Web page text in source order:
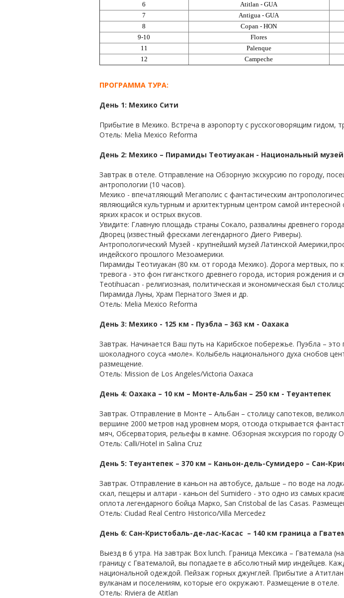
6
Atitlan - GUA
7
Antigua - GUA
8
Copan - HON
9-10
Flores
11
Palenque
12
Campeche
ПРОГРАММА ТУРА:
День 1: Мехико Сити
Прибытие в Мехико. Встреча в аэропорту с русскоговорящим гидом,
Отель: Melia Mexico Reforma
День 2: Мехико – Пирамиды Теотиуакан - Национальный
Завтрак в отеле. Отправление на Обзорную экскурсию по городу,
антропологии (10 часов).
Мехико - впечатляющий Мегаполис с фантастическим
являющийся культурным и архитектурным центром самой
ярких красок и острых вкусов.
Увидите: Главную площадь страны Сокало, развалины древнего
Дворец (известный фресками легендарного Диего Риверы).
Антропологический Музей - крупнейший музей Латинской
индейского прошлого Мезоамерики.
Пирамиды Теотиуакан (80 км. от города Мехико). Дорога мертвых, по
тревога - это фон гигансткого древнего города, история рождения и
Teotihuacan - религиозная, политическая и экономическая был
Пирамида Луны, Храм Пернатого Змея и др.
Отель: Melia Mexico Reforma
День 3: Meхико - 125 км - Пуэбла – 363 км - Оахака
Завтрак. Начинается Ваш путь на Карибское побережье. Пуэбла – это
шоколадного соуса «моле». Колыбель национального духа снобов
размещение.
Отель: Mission de Los Angeles/Victoria Oaxaca
День 4: Оахака – 10 км – Монте-Альбан – 250 км - Теуантепек
Завтрак. Отправление в Монте – Альбан – столицу сапотеков,
вершине 2000 метров над уровнем моря, отсюда открывается
мяч, Обсерватория, рельефы в камне. Обзорная экскурсия по городу
Отель: Calli/Hotel in Salina Cruz
День 5: Теуантепек – 370 км – Каньон-дель-Сумидеро – Сан-
Завтрак. Отправление в каньон на автобусе, дальше – по воде на
скал, пещеры и алтари - каньон del Sumidero - это одно из самых
оплота легендарного бойца Марко, San Cristobal de las Casas.
Отель: Ciudad Real Centro Historico/Villa Mercedez
День 6: Сан-Кристобаль-де-лас-Касас – 140 км граница а
Выезд в 6 утра. На завтрак Box lunch. Граница Мексика – Гватемала
границу с Гватемалой, вы попадаете в абсолютный мир индейцев.
национальной одеждой. Пейзаж горных джунглей. Прибытие а
вулканам и поселениям, которые его окружают. Размещение в отеле.
Отель: Riviera de Atitlan